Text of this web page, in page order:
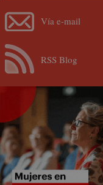
Vía e-mail
RSS Blog